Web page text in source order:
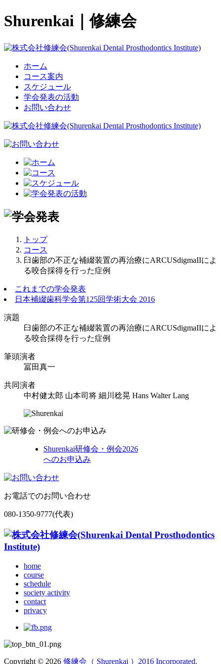
Shurenkai｜修練会
ホーム
コース案内
スケジュール
学会発表の活動
お問い合わせ
トップ
コース
臼歯部の不正な補綴装置の再治療にARCUSdigmaIIによ
る咬合採得を行った症例
これまでの学会発表
日本補綴歯科学会第125回学術大会 2016
演題
臼歯部の不正な補綴装置の再治療にARCUSdigmaIIによ
る咬合採得を行った症例
筆頭演者
冨田真一
共同演者
中村健太郎 山本司将 細川稔晃 Hans Walter Lang
Shurenkai研修会・例会2026
へのお申込み
お電話でのお問い合わせ
080-1350-9777(代表)
home
course
schedule
society activity
contact
privacy
Copyright © 2026 修練会（ Shurenkai ）2016 Incorporated.